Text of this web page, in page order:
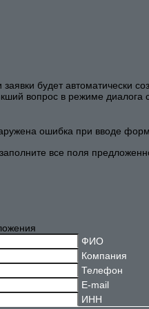
заявки будет автоматически
вопрос в режиме диалога
ошибка при вводе
все поля
ФИО
Компания
Телефон
E-mail
ИНН